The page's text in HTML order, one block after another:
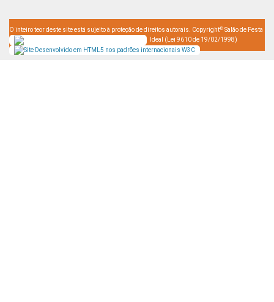
O inteiro teor deste site está sujeito à proteção de direitos autorais. Copyright© Salão de Festa
Ideal (Lei 9610 de 19/02/1998)